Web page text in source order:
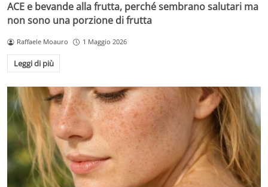
ACE e bevande alla frutta, perché sembrano salutari ma
non sono una porzione di frutta
Raffaele Moauro 1 Maggio 2026
Leggi di più